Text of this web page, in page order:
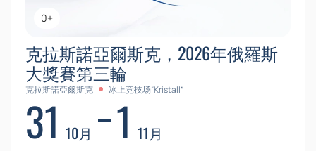
0+
克拉斯諾亞爾斯克，2026年俄羅斯
大獎賽第三輪
克拉斯諾亞爾斯克 冰上竞技场“Kristall”
31 10月 1 11月